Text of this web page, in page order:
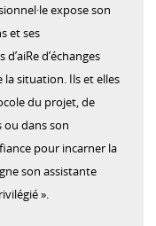
expose son
et ses
d’échanges
la situation. Ils et elles
du projet, de
ou dans son
pour incarner la
son assistante
».